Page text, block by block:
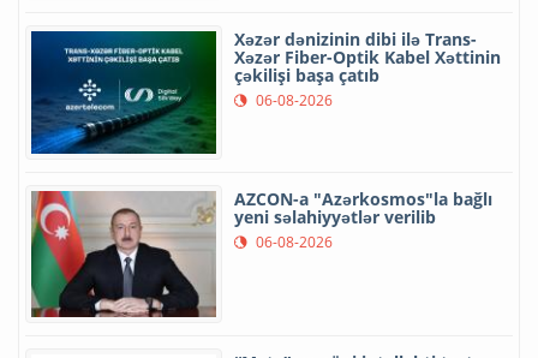
Xəzər dənizinin dibi ilə Trans-
Xəzər Fiber-Optik Kabel Xəttinin
çəkilişi başa çatıb
06-08-2026
AZCON-a "Azərkosmos"la bağlı
yeni səlahiyyətlər verilib
06-08-2026